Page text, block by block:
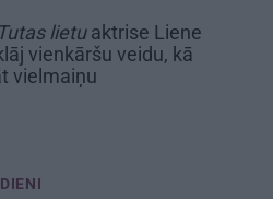
Tutas lietuaktrise Liene
vienkāršu veidu, kā
vielmaiņu